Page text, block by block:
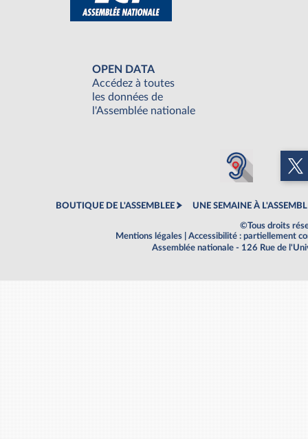
OPEN DATA
Accédez à toutes
les données de
l'Assemblée nationale
BOUTIQUE DE L'ASSEMBLEE UNE SEMAINE À
©Tous droits
Mentions légales
Accessibilité : partiellement
Assemblée nationale - 126 Rue de